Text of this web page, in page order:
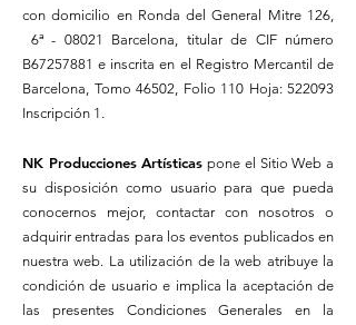
con domicilio en Ronda del General Mitre 126,
6ª - 08021 Barcelona, titular de CIF número
B67257881 e inscrita en el Registro Mercantil de
Barcelona, Tomo 46502, Folio 110 Hoja: 522093
Inscripción 1.
NK Producciones Artísticas pone el Sitio Web a
su disposición como usuario para que pueda
conocernos mejor, contactar con nosotros o
adquirir entradas para los eventos publicados en
nuestra web. La utilización de la web atribuye la
condición de usuario e implica la aceptación de
las presentes Condiciones Generales en la